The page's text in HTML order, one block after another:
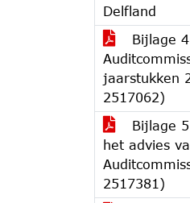
Delfland
Bijlage
jaarstukken
2517062)
Bijlage
het advies
2517381)